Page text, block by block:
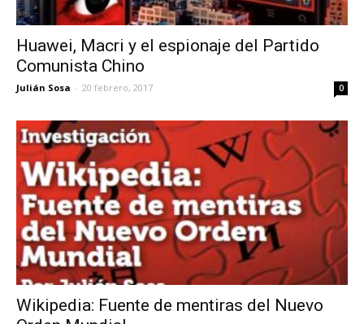
Huawei, Macri y el espionaje del Partido
Comunista Chino
Julián Sosa - 20 febrero, 2017 0
Wikipedia: Fuente de mentiras del Nuevo